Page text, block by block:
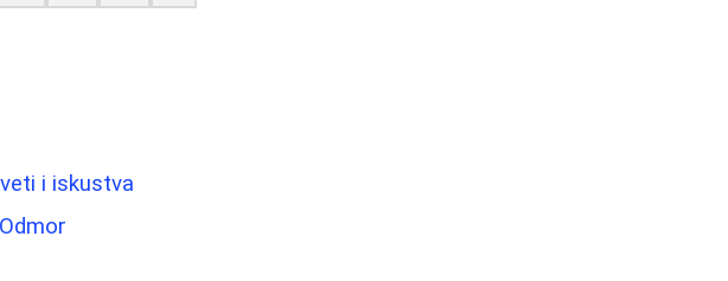
i iskustva